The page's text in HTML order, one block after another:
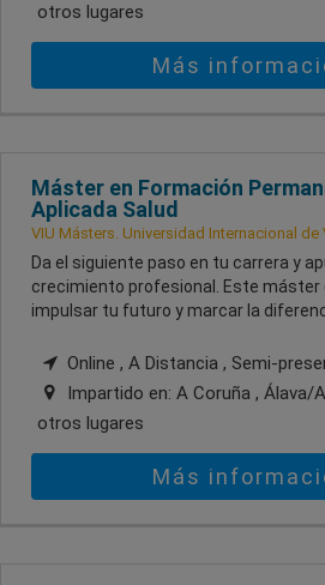
otros lugares
Más
Máster en Formación
Aplicada Salud
VIU Másters. Universidad Internacional de
Da el siguiente paso en tu carrera y
crecimiento profesional. Este máster
impulsar tu futuro y marcar la
Online , A Distancia , Semi-
Impartido en: A Coruña , Álava/
otros lugares
Más